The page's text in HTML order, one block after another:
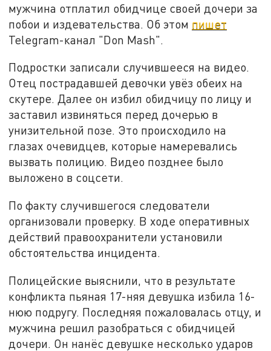
мужчина отплатил обидчице своей дочери за
побои и издевательства. Об этом пишет
Telegram-канал "Don Mash".
Подростки записали случившееся на видео.
Отец пострадавшей девочки увёз обеих на
скутере. Далее он избил обидчицу по лицу и
заставил извиняться перед дочерью в
унизительной позе. Это происходило на
глазах очевидцев, которые намеревались
вызвать полицию. Видео позднее было
выложено в соцсети.
По факту случившегося следователи
организовали проверку. В ходе оперативных
действий правоохранители установили
обстоятельства инцидента.
Полицейские выяснили, что в результате
конфликта пьяная 17-няя девушка избила 16-
нюю подругу. Последняя пожаловалась отцу, и
мужчина решил разобраться с обидчицей
дочери. Он нанёс девушке несколько ударов